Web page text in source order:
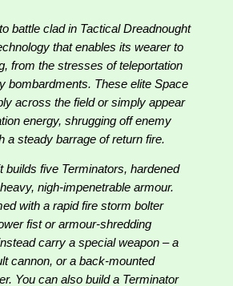
battle clad in Tactical Dreadnought
that enables its wearer to
from the stresses of teleportation
bombardments. These elite Space
across the field or simply appear
energy, shrugging off enemy
a steady barrage of return fire.
builds five Terminators, hardened
nigh-impenetrable armour.
with a rapid fire storm bolter
fist or armour-shredding
carry a special weapon – a
cannon, or a back-mounted
You can also build a Terminator